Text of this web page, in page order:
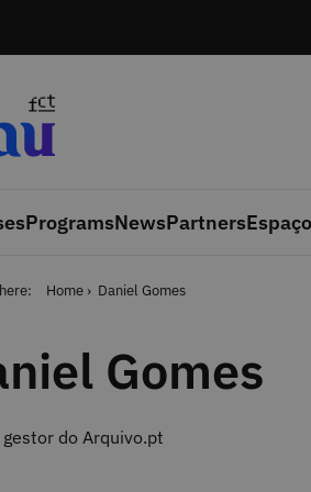
ProgramsNewsPartners
Home Daniel Gomes
Gomes
do Arquivo.pt